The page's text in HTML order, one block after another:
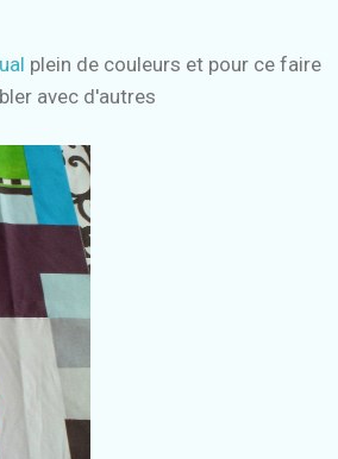
plein de couleurs et pour ce faire
avec d'autres